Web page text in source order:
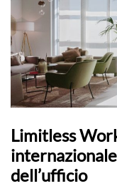
Limitless
dell’ufficio